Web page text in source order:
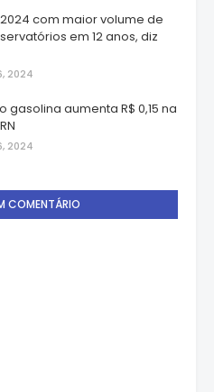
com maior volume de
em 12 anos, diz
2024
gasolina aumenta R$ 0,15 na
2024
COMENTÁRIO